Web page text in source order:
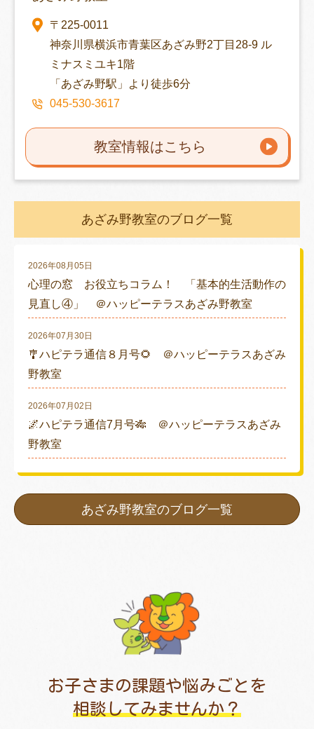
〒225-0011
神奈川県横浜市青葉区あざみ野2丁目28-9 ル
ミナスミユキ1階
「あざみ野駅」より徒歩6分
045-530-3617
教室情報はこちら
あざみ野教室のブログ一覧
2026年08月05日
心理の窓 お役立ちコラム！ 「基本的生活動作の
見直し④」 ＠ハッピーテラスあざみ野教室
2026年07月30日
🎐ハピテラ通信８月号🌻 ＠ハッピーテラスあざみ
野教室
2026年07月02日
🌌ハピテラ通信7月号🎋 ＠ハッピーテラスあざみ
野教室
あざみ野教室のブログ一覧
お子さまの課題や悩みごとを
相談してみませんか？